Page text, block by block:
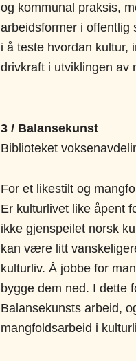
og kommunal praksis,
arbeidsformer i offentlig
i å teste hvordan kultur,
drivkraft i utviklingen av
3 / Balansekunst
Biblioteket
For et likestilt og
Er kulturlivet like åpent
ikke gjenspeilet norsk
kan være litt
kulturliv. Å jobbe for
bygge dem ned. I dette
Balansekunsts arbeid,
mangfoldsarbeid i